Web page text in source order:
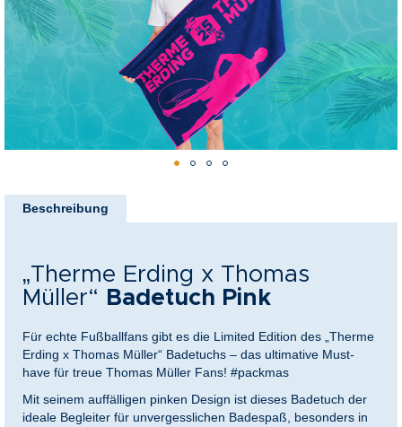
springen
Anfang
Beschreibung
„Therme Erding x Thomas
Müller“ Badetuch Pink
Für echte Fußballfans gibt es die Limited Edition des „Therme
Erding x Thomas Müller“ Badetuchs – das ultimative Must-
have für treue Thomas Müller Fans! #packmas
Mit seinem auffälligen pinken Design ist dieses Badetuch der
ideale Begleiter für unvergesslichen Badespaß, besonders in
für Paare
für Familien